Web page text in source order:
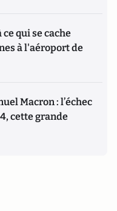
ce qui se cache
à l'aéroport de
Macron : l’échec
cette grande